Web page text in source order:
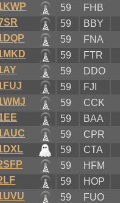
59 FHB
59 BBY
59 FNA
59 FTR
59 DDO
59 FJI
59 CCK
59 BAA
59 CPR
59 CTA
59 HFM
59 HOP
59 FUO